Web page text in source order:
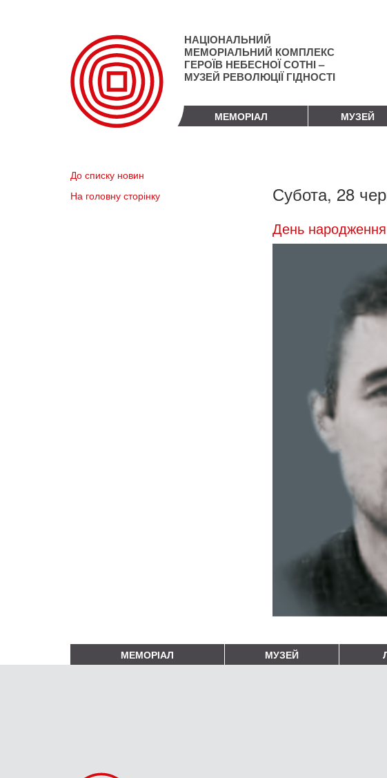
НАЦІОНАЛЬНИЙ
МЕМОРІАЛЬНИЙ КОМПЛЕКС
ГЕРОЇВ НЕБЕСНОЇ СОТНІ –
МУЗЕЙ РЕВОЛЮЦІЇ ГІДНОСТІ
МЕМОРІАЛ МУЗЕЙ
До списку новин
На головну сторінку
Субота, 28
День народження
МЕМОРІАЛ МУЗЕЙ